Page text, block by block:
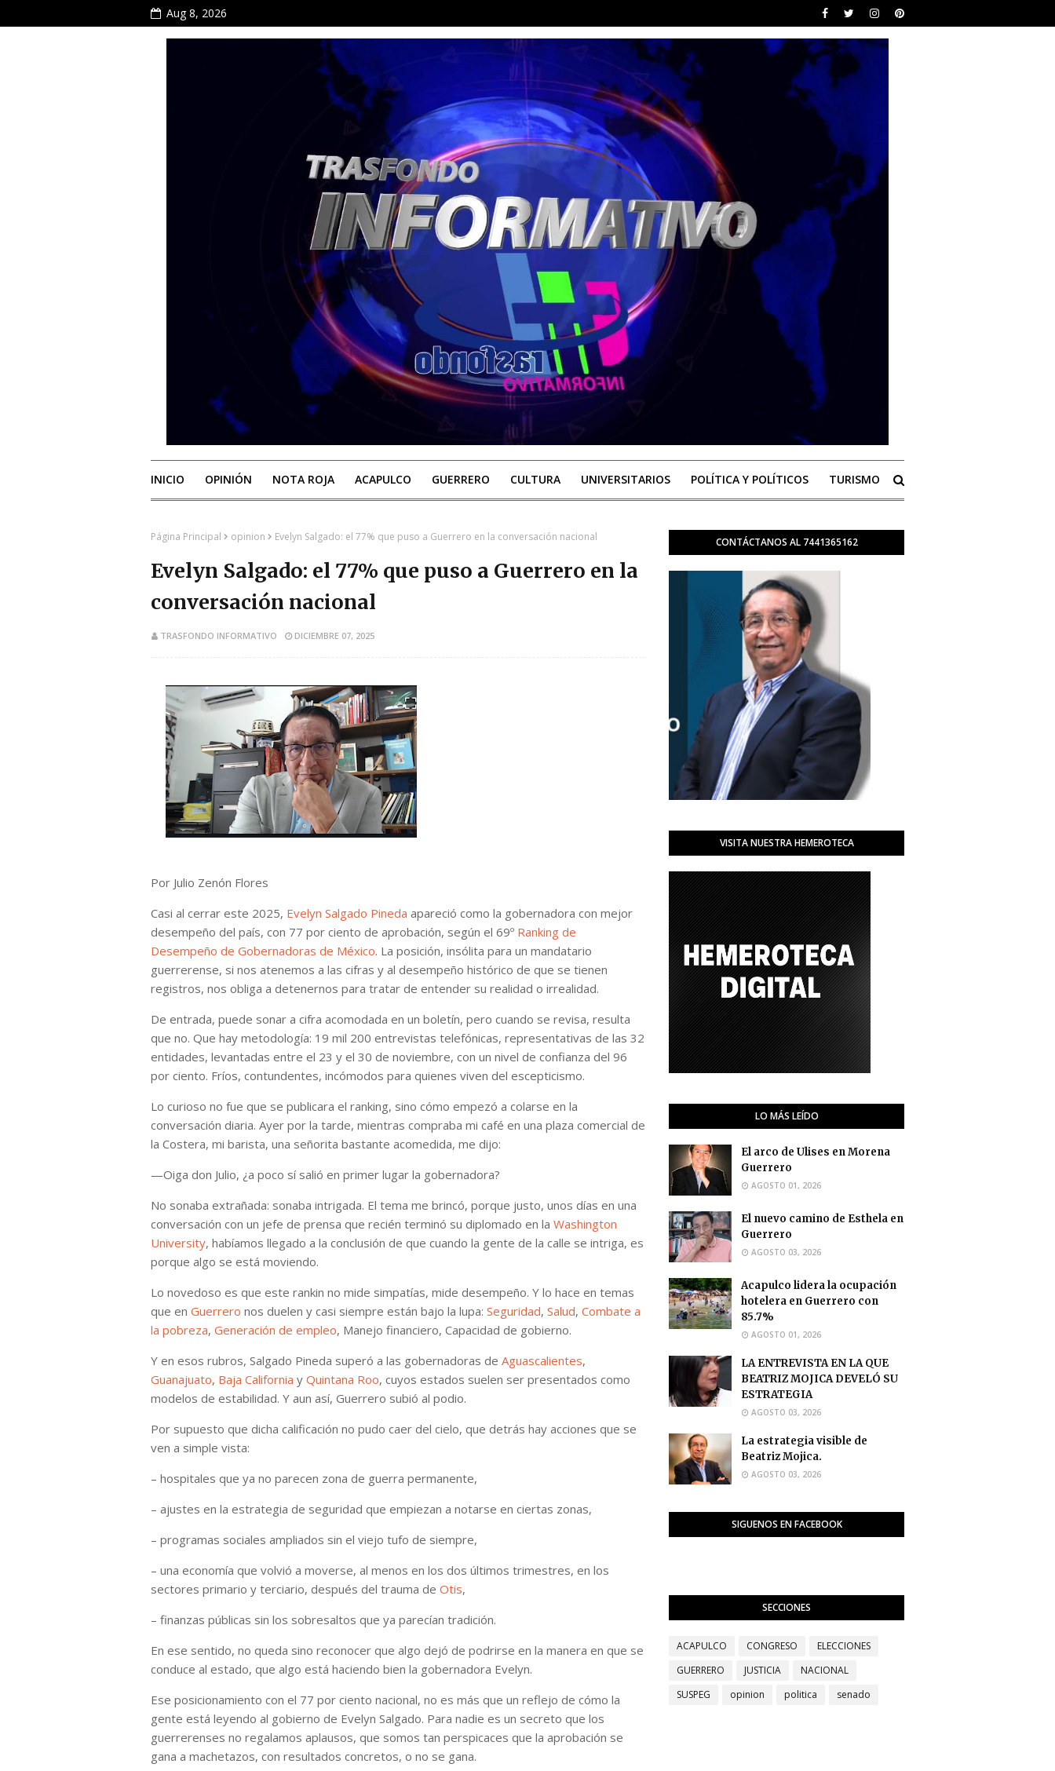
Aug 8, 2026
INICIO OPINIÓN NOTA ROJA ACAPULCO GUERRERO CULTURA UNIVERSITARIOS POLÍTICA Y POLÍTICOS TURISMO
Página Principal opinion Evelyn Salgado: el 77% que puso a Guerrero en la conversación nacional
Evelyn Salgado: el 77% que puso a Guerrero en la
conversación nacional
TRASFONDO INFORMATIVO DICIEMBRE 07, 2025
Por Julio Zenón Flores
Casi al cerrar este 2025, Evelyn Salgado Pineda apareció como la gobernadora con mejor
desempeño del país, con 77 por ciento de aprobación, según el 69º Ranking de
Desempeño de Gobernadoras de México. La posición, insólita para un mandatario
guerrerense, si nos atenemos a las cifras y al desempeño histórico de que se tienen
registros, nos obliga a detenernos para tratar de entender su realidad o irrealidad.
De entrada, puede sonar a cifra acomodada en un boletín, pero cuando se revisa, resulta
que no. Que hay metodología: 19 mil 200 entrevistas telefónicas, representativas de las 32
entidades, levantadas entre el 23 y el 30 de noviembre, con un nivel de confianza del 96
por ciento. Fríos, contundentes, incómodos para quienes viven del escepticismo.
Lo curioso no fue que se publicara el ranking, sino cómo empezó a colarse en la
conversación diaria. Ayer por la tarde, mientras compraba mi café en una plaza comercial de
la Costera, mi barista, una señorita bastante acomedida, me dijo:
—Oiga don Julio, ¿a poco sí salió en primer lugar la gobernadora?
No sonaba extrañada: sonaba intrigada. El tema me brincó, porque justo, unos días en una
conversación con un jefe de prensa que recién terminó su diplomado en la Washington
University, habíamos llegado a la conclusión de que cuando la gente de la calle se intriga, es
porque algo se está moviendo.
Lo novedoso es que este rankin no mide simpatías, mide desempeño. Y lo hace en temas
que en Guerrero nos duelen y casi siempre están bajo la lupa: Seguridad, Salud, Combate a
la pobreza, Generación de empleo, Manejo financiero, Capacidad de gobierno.
Y en esos rubros, Salgado Pineda superó a las gobernadoras de Aguascalientes,
Guanajuato, Baja California y Quintana Roo, cuyos estados suelen ser presentados como
modelos de estabilidad. Y aun así, Guerrero subió al podio.
Por supuesto que dicha calificación no pudo caer del cielo, que detrás hay acciones que se
ven a simple vista:
– hospitales que ya no parecen zona de guerra permanente,
– ajustes en la estrategia de seguridad que empiezan a notarse en ciertas zonas,
– programas sociales ampliados sin el viejo tufo de siempre,
– una economía que volvió a moverse, al menos en los dos últimos trimestres, en los
sectores primario y terciario, después del trauma de Otis,
– finanzas públicas sin los sobresaltos que ya parecían tradición.
En ese sentido, no queda sino reconocer que algo dejó de podrirse en la manera en que se
conduce al estado, que algo está haciendo bien la gobernadora Evelyn.
Ese posicionamiento con el 77 por ciento nacional, no es más que un reflejo de cómo la
gente está leyendo al gobierno de Evelyn Salgado. Para nadie es un secreto que los
guerrerenses no regalamos aplausos, que somos tan perspicaces que la aprobación se
gana a machetazos, con resultados concretos, o no se gana.
CONTÁCTANOS AL 7441365162
VISITA NUESTRA HEMEROTECA
LO MÁS LEÍDO
El arco de Ulises en Morena
Guerrero
AGOSTO 01, 2026
El nuevo camino de Esthela en
Guerrero
AGOSTO 03, 2026
Acapulco lidera la ocupación
hotelera en Guerrero con
85.7%
AGOSTO 01, 2026
LA ENTREVISTA EN LA QUE
BEATRIZ MOJICA DEVELÓ SU
ESTRATEGIA
AGOSTO 03, 2026
La estrategia visible de
Beatriz Mojica.
AGOSTO 03, 2026
SIGUENOS EN FACEBOOK
SECCIONES
ACAPULCO CONGRESO
ELECCIONES
GUERRERO
JUSTICIA
NACIONAL
SUSPEG
opinion politica senado